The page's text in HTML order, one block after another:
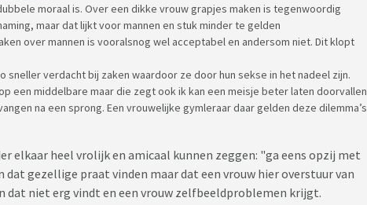
moraal is. Over een dikke vrouw grapjes maken is tegenwoordig
maar dat lijkt voor mannen en stuk minder te gelden
over mannen is vooralsnog wel acceptabel en andersom niet. Dit klopt
sneller verdacht bij zaken waardoor ze door hun sekse in het nadeel zijn.
een middelbare maar die zegt ook ik kan een meisje beter laten doorvallen
na een sprong. Een vrouwelijke gymleraar daar gelden deze dilemma’s
elkaar heel vrolijk en amicaal kunnen zeggen: "ga eens opzij met
dat gezellige praat vinden maar dat een vrouw hier overstuur van
dat niet erg vindt en een vrouw zelfbeeldproblemen krijgt.